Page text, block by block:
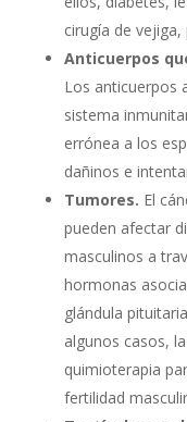
cirugía de
Anticuerpos
Los anticuerpos
sistema
errónea a los
dañinos e
Tumores. El
pueden afectar
masculinos a
hormonas
glándula
algunos casos,
quimioterapia
fertilidad